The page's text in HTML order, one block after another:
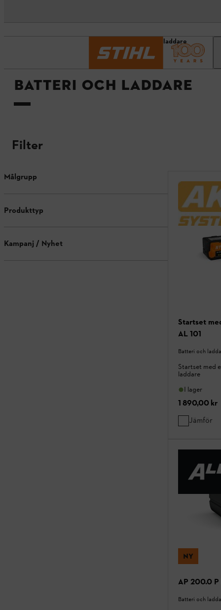
Batteri och laddare
BATTERI OCH LADDARE
Filter
Målgrupp
Produkttyp
Kampanj / Nyhet
Startset
AL 101
Batteri och
Startset med
laddare
I lager
1 890,00 kr
Jämför
NY
AP 200.0
Batteri och